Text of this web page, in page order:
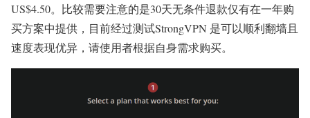
US$4.50。比较需要注意的是30天无条件退款仅有在一年购
买方案中提供，目前经过测试StrongVPN 是可以顺利翻墙且
速度表现优异，请使用者根据自身需求购买。